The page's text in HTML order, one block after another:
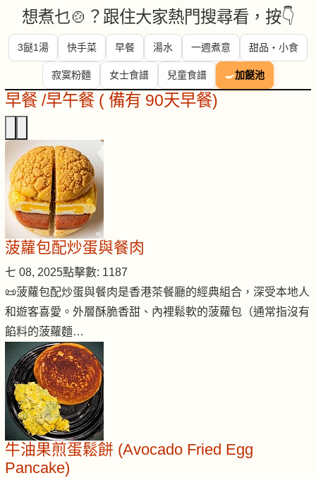
想煮乜🍲？跟住大家熱門搜尋看，按👇
3餸1湯 快手菜 早餐 湯水 一週煮意 甜品・小食
寂寞粉麵 女士食譜 兒童食譜 🍳加餸池
早餐 /早午餐 ( 備有 90天早餐)
菠蘿包配炒蛋與餐肉
七 08, 2025點擊數: 1187
📜菠蘿包配炒蛋與餐肉是香港茶餐廳的經典組合，深受本地人
和遊客喜愛。外層酥脆香甜、內裡鬆軟的菠蘿包（通常指沒有
餡料的菠蘿麵…
牛油果煎蛋鬆餅 (Avocado Fried Egg
Pancake)